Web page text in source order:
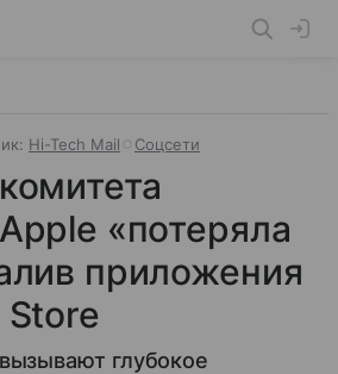
Hi-Tech Mail Соцсети
«потеряла
приложения
Store
глубокое